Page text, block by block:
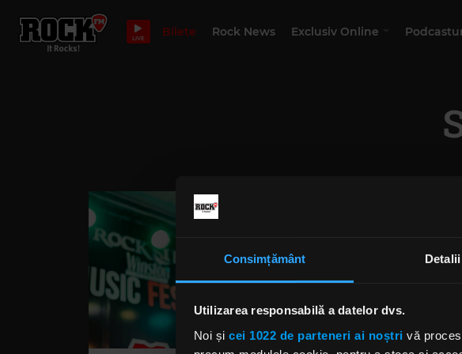
Consimțământ Detalii
Utilizarea responsabilă a datelor dvs.
Noi și cei 1022 de parteneri ai noștri vă
LIVE Bilete Rock News Exclusiv Online